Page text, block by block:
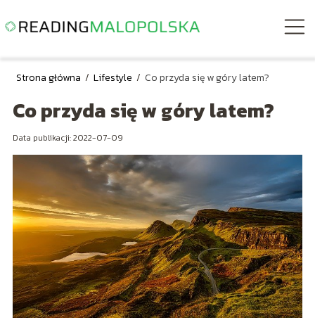
Strona główna / Lifestyle / Co przyda się w góry latem?
Co przyda się w góry latem?
Data publikacji: 2022-07-09